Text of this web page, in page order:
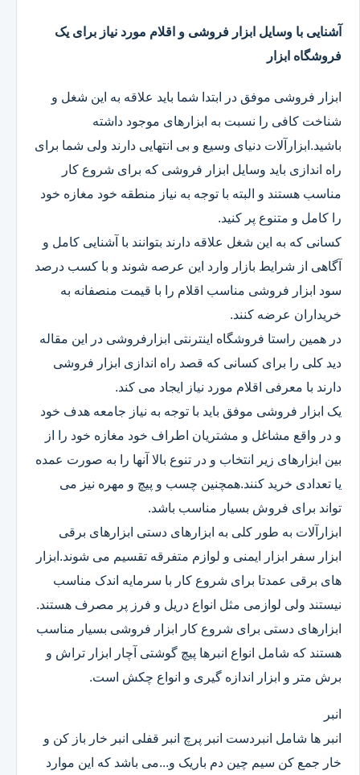
آشنایی با وسایل ابزار فروشی و اقلام مورد نیاز برای یک
فروشگاه ابزار
ابزار فروشی موفق در ابتدا شما باید علاقه به این شغل و
شناخت کافی را نسبت به ابزارهای موجود داشته
باشید.ابزارآلات دنیای وسیع و بی انتهایی دارند ولی شما برای
راه اندازی باید وسایل ابزار فروشی که برای شروع کار
مناسب هستند و البته با توجه به نیاز منطقه خود مغازه خود
را کامل و متنوع پر کنید.
کسانی که به این شغل علاقه دارند بتوانند با آشنایی کامل و
آگاهی از شرایط بازار وارد این عرصه شوند و با کسب درصد
سود ابزار فروشی مناسب اقلام را با قیمت منصفانه به
خریداران عرضه کنند.
در همین راستا فروشگاه اینترنتی ابزارفروشی در این مقاله
دید کلی را برای کسانی که قصد راه اندازی ابزار فروشی
دارند با معرفی اقلام مورد نیاز ایجاد می کند.
یک ابزار فروشی موفق باید با توجه به نیاز جامعه هدف خود
و در واقع مشاغل و مشتریان اطراف خود مغازه خود را از
بین ابزارهای زیر انتخاب و در تنوع بالا آنها را به صورت عمده
یا تعدادی خرید کنند.همچنین چسب و پیچ و مهره نیز می
تواند برای فروش بسیار مناسب باشد.
ابزارآلات به طور کلی به ابزارهای دستی ابزارهای برقی
ابزار سفر ابزار ایمنی و لوازم متفرقه تقسیم می شوند.ابزار
های برقی عمدتا برای شروع کار با سرمایه اندک مناسب
نیستند ولی لوازمی مثل انواع دریل و فرز پر مصرف هستند.
ابزارهای دستی برای شروع کار ابزار فروشی بسیار مناسب
هستند که شامل انواع انبرها پیچ گوشتی آچار ابزار تراش و
برش متر و ابزار اندازه گیری و انواع چکش است.
انبر
انبر ها شامل انبردست انبر پرچ انبر قفلی انبر خار باز کن و
خار جمع کن سیم چین دم باریک و...می باشد که این موارد